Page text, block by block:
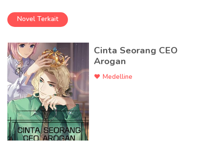
Novel Terkait
Cinta Seorang CEO
Arogan
Medelline